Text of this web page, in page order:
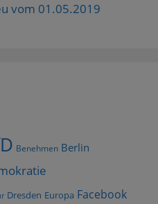
vom 01.05.2019
Benehmen Berlin
Dresden Europa Facebook